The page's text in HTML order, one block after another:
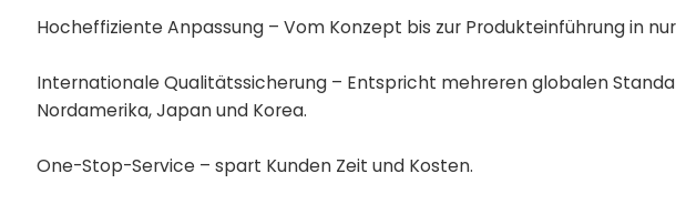
Hocheffiziente Anpassung – Vom Konzept bis zur Produkteinführung in
Internationale Qualitätssicherung – Entspricht mehreren globalen
Nordamerika, Japan und Korea.
One-Stop-Service – spart Kunden Zeit und Kosten.